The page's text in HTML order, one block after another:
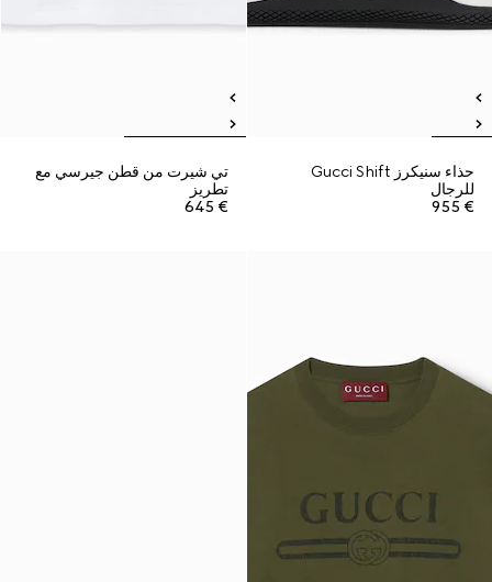
حذاء سنيكرز Gucci Shift
للرجال
€ 955
تي شيرت من قطن جيرسي مع
تطريز
€ 645